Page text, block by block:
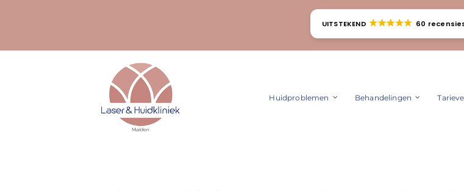
UITSTEKEND 60
Huidproblemen Behandelingen